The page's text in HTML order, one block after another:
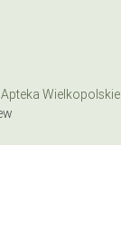
Apteka Wielkopolskie